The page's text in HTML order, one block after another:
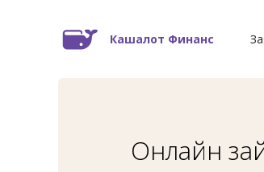
Кашалот Финанс
Онлайн